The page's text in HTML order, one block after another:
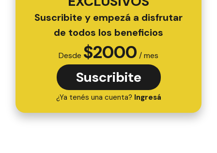
Suscribite y empezá a disfrutar
de todos los beneficios
Desde $2000 / mes
Suscribite
¿Ya tenés una cuenta? Ingresá